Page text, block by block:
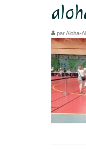
parAloha-